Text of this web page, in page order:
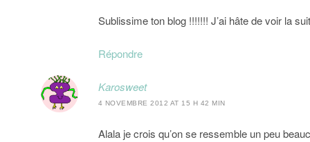
Sublissime ton blog !!!!!!! J’ai hâte de voir la
Répondre
Karosweet
4 NOVEMBRE 2012 AT 15 H 42 MIN
Alala je crois qu’on se ressemble un peu